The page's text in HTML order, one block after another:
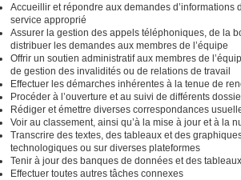
Accueillir et répondre aux demandes
service approprié
Assurer la gestion des appels téléphoniques, de la
distribuer les demandes aux membres de l’équipe
Offrir un soutien administratif aux membres de
de gestion des invalidités ou de relations de travail
Effectuer les démarches inhérentes à la tenue de
Procéder à l’ouverture et au suivi de différents
Rédiger et émettre diverses correspondances
Voir au classement, ainsi qu’à la mise à jour et à la
Transcrire des textes, des tableaux et des
technologiques ou sur diverses plateformes
Tenir à jour des banques de données et des
Effectuer toutes autres tâches connexes